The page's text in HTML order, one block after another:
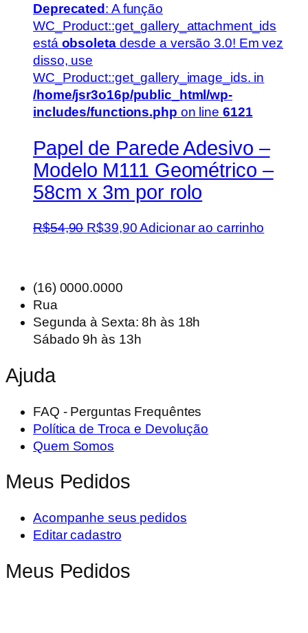
Deprecated : A função
WC_Product::get_gallery_attachment_ids
está obsoletadesde a versão 3.0! Em vez
disso, use
WC_Product::get_gallery_image_ids. in
/home/jsr3o16p/public_html/wp-
includes/functions.php on line 6121
Papel de Parede Adesivo –
Modelo M111 Geométrico –
58cm x 3m por rolo
R$54,90 O
R$54,90.
R$39,90O
Adicionar ao carrinho
(16) 0000.0000
Rua
Segunda à Sexta: 8h às 18h
Sábado 9h às 13h
Ajuda
FAQ - Perguntas Frequêntes
Política de Troca e Devolução
Quem Somos
Meus Pedidos
Acompanhe seus pedidos
Editar cadastro
Meus Pedidos